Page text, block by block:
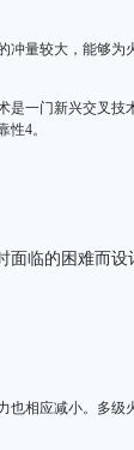
量较大，能够为
一门新兴交叉技
4。
临的困难而设
相应减小。多级